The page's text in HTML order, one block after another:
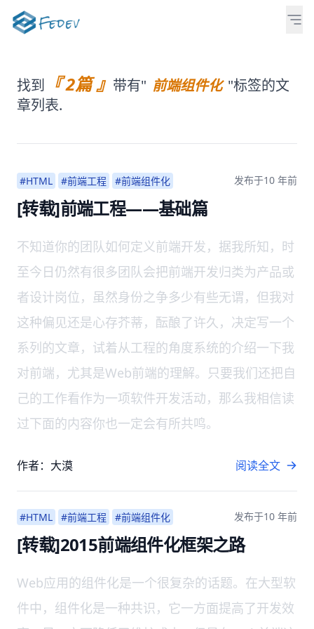
找到 『 2篇 』 带有" 前端组件化 "标签的文
章列表.
#HTML #前端工程 #前端组件化 发布于10 年前
[转载]前端工程——基础篇
不知道你的团队如何定义前端开发，据我所知，时
至今日仍然有很多团队会把前端开发归类为产品或
者设计岗位，虽然身份之争多少有些无谓，但我对
这种偏见还是心存芥蒂，酝酿了许久，决定写一个
系列的文章，试着从工程的角度系统的介绍一下我
对前端，尤其是Web前端的理解。只要我们还把自
己的工作看作为一项软件开发活动，那么我相信读
过下面的内容你也一定会有所共鸣。
作者：大漠 阅读全文
#HTML #前端工程 #前端组件化 发布于10 年前
[转载]2015前端组件化框架之路
Web应用的组件化是一个很复杂的话题。在大型软
件中，组件化是一种共识，它一方面提高了开发效